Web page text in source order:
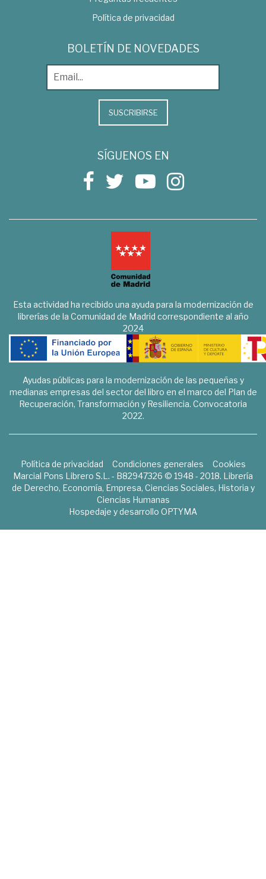
Política de privacidad
BOLETÍN DE NOVEDADES
SUSCRIBIRSE
SÍGUENOS EN
Esta actividad ha recibido una ayuda para la modernización de
librerías de la Comunidad de Madrid correspondiente al año
2024
Ayudas públicas para la modernización de las pequeñas y
medianas empresas del sector del libro en el marco del Plan de
Recuperación, Transformación y Resiliencia. Convocatoria
2022.
Política de privacidad Condiciones generales
Cookies
Marcial Pons Librero S.L. - B82947326 © 1948 - 2018. Librería
de Derecho, Economía, Empresa, Ciencias Sociales, Historia y
Ciencias Humanas
Hospedaje y desarrollo OPTYMA